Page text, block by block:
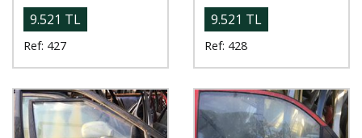
9.521 TL
Ref: 427
9.521 TL
Ref: 428